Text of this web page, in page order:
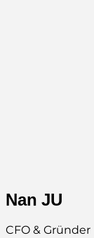
Nan JU
CFO & Gründer